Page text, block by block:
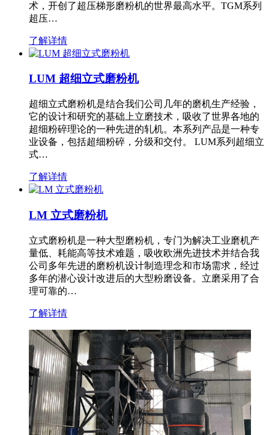
术，开创了超压梯形磨粉机的世界最高水平。TGM系列
超压…
了解详情
LUM 超细立式磨粉机
超细立式磨粉机是结合我们公司几年的磨机生产经验，
它的设计和研究的基础上立磨技术，吸收了世界各地的
超细粉碎理论的一种先进的轧机。本系列产品是一种专
业设备，包括超细粉碎，分级和交付。 LUM系列超细立
式…
了解详情
LM 立式磨粉机
立式磨粉机是一种大型磨粉机，专门为解决工业磨机产
量低、耗能高等技术难题，吸收欧洲先进技术并结合我
公司多年先进的磨粉机设计制造理念和市场需求，经过
多年的潜心设计改进后的大型粉磨设备。立磨采用了合
理可靠的…
了解详情